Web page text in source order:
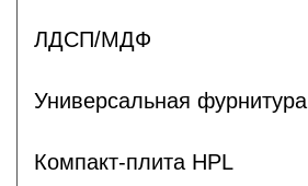
ЛДСП/МДФ
Универсальная фурнитура
Компакт-плита HPL